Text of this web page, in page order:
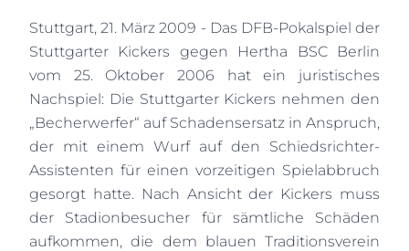
Stuttgart, 21. März 2009 - Das DFB-Pokalspiel der
Stuttgarter Kickers gegen Hertha BSC Berlin
vom 25. Oktober 2006 hat ein juristisches
Nachspiel: Die Stuttgarter Kickers nehmen den
„Becherwerfer“ auf Schadensersatz in Anspruch,
der mit einem Wurf auf den Schiedsrichter-
Assistenten für einen vorzeitigen Spielabbruch
gesorgt hatte. Nach Ansicht der Kickers muss
der Stadionbesucher für sämtliche Schäden
aufkommen, die dem blauen Traditionsverein